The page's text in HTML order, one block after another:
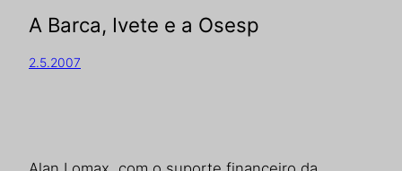
A Barca, Ivete e a Osesp
2.5.2007